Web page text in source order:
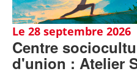
Le 28 septembre 2026
Centre
d'union : Atelier